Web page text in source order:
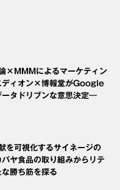
×MMMによるマーケティン
ディオン×博報堂がGoogle
ータドリブンな意思決定―
を可視化するサイネージの
ヤ食品の取り組みからリテ
勝ち筋を探る